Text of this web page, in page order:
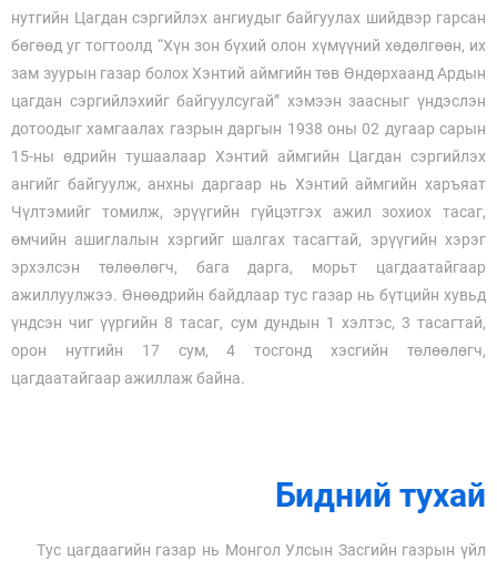
нутгийн Цагдан сэргийлэх ангиудыг байгуулах шийдвэр гарсан
бөгөөд уг тогтоолд “Хүн зон бүхий олон хүмүүний хөдөлгөөн, их
зам зуурын газар болох Хэнтий аймгийн төв Өндөрхаанд Ардын
цагдан сэргийлэхийг байгуулсугай” хэмээн заасныг үндэслэн
дотоодыг хамгаалах газрын даргын 1938 оны 02 дугаар сарын
15-ны өдрийн тушаалаар Хэнтий аймгийн Цагдан сэргийлэх
ангийг байгуулж, анхны даргаар нь Хэнтий аймгийн харъяат
Чүлтэмийг томилж, эрүүгийн гүйцэтгэх ажил зохиох тасаг,
өмчийн ашиглалын хэргийг шалгах тасагтай, эрүүгийн хэрэг
эрхэлсэн төлөөлөгч, бага дарга, морьт цагдаатайгаар
ажиллуулжээ. Өнөөдрийн байдлаар тус газар нь бүтцийн хувьд
үндсэн чиг үүргийн 8 тасаг, сум дундын 1 хэлтэс, 3 тасагтай,
орон нутгийн 17 сум, 4 тосгонд хэсгийн төлөөлөгч,
цагдаатайгаар ажиллаж байна.
Бидний тухай
Тус цагдаагийн газар нь Монгол Улсын Засгийн газрын үйл